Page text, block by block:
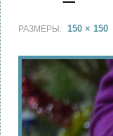
РАЗМЕРЫ: 150 × 150